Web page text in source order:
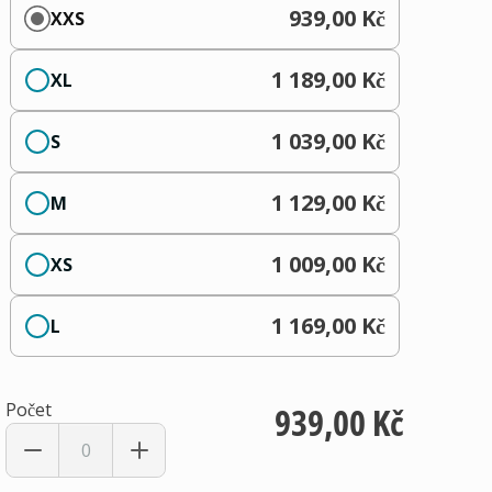
XXS 939,00 Kč
XL 1 189,00 Kč
S 1 039,00 Kč
M 1 129,00 Kč
XS 1 009,00 Kč
L 1 169,00 Kč
Počet 939,00 Kč